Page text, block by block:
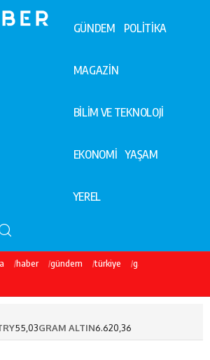
GÜNDEM POLİTİKA
MAGAZİN
BİLİM VE TEKNOLOJİ
EKONOMİ YAŞAM
YEREL
haber gündem türkiye galatasaray
55,03GRAM ALTIN6.620,36